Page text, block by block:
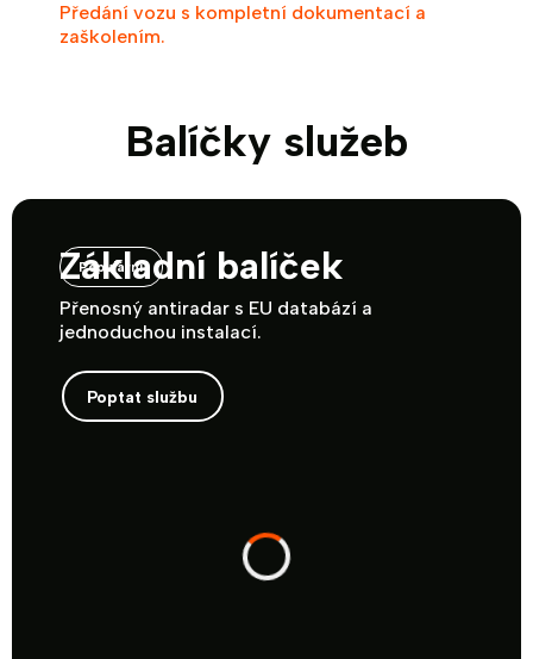
Předání vozu s kompletní dokumentací a
zaškolením.
Balíčky služeb
Základní balíček
Přenosný antiradar s EU databází a
jednoduchou instalací.
Poptat službu
Populární